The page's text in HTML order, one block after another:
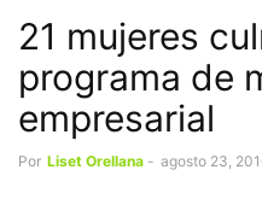
21 mujeres
programa de
empresarial
Por Liset Orellana - agosto 23,